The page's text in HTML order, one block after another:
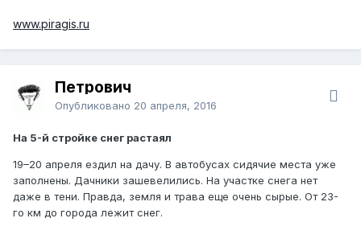
www.piragis.ru
Петрович
Опубликовано 20 апреля, 2016
На 5-й стройке снег растаял
19–20 апреля ездил на дачу. В автобусах сидячие места уже
заполнены. Дачники зашевелились. На участке снега нет
даже в тени. Правда, земля и трава еще очень сырые. От 23-
го км до города лежит снег.